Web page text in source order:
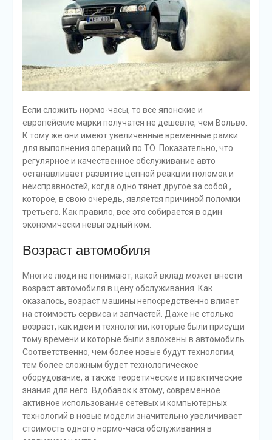
Если сложить нормо-часы, то все японские и
европейские марки получатся не дешевле, чем Вольво.
К тому же они имеют увеличенные временные рамки
для выполнения операций по ТО. Показательно, что
регулярное и качественное обслуживание авто
останавливает развитие цепной реакции поломок и
неисправностей, когда одно тянет другое за собой ,
которое, в свою очередь, является причиной поломки
третьего. Как правило, все это собирается в один
экономически невыгодный ком.
Возраст автомобиля
Многие люди не понимают, какой вклад может внести
возраст автомобиля в цену обслуживания. Как
оказалось, возраст машины непосредственно влияет
на стоимость сервиса и запчастей. Даже не столько
возраст, как идеи и технологии, которые были присущи
тому времени и которые были заложены в автомобиль.
Соответственно, чем более новые будут технологии,
тем более сложным будет технологическое
оборудование, а также теоретические и практические
знания для него. Вдобавок к этому, современное
активное использование сетевых и компьютерных
технологий в новые модели значительно увеличивает
стоимость одного нормо-часа обслуживания в